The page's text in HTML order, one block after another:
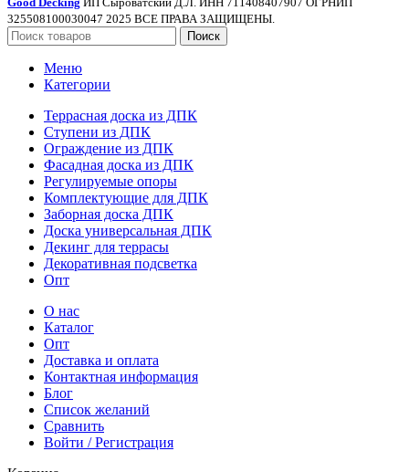
325508100030047 2025 ВСЕ ПРАВА ЗАЩИЩЕНЫ.
Поиск
Меню
Категории
Террасная доска из ДПК
Ступени из ДПК
Ограждение из ДПК
Фасадная доска из ДПК
Регулируемые опоры
Комплектующие для ДПК
Заборная доска ДПК
Доска универсальная ДПК
Декинг для террасы
Декоративная подсветка
Опт
О нас
Каталог
Опт
Доставка и оплата
Контактная информация
Блог
Список желаний
Сравнить
Войти / Регистрация